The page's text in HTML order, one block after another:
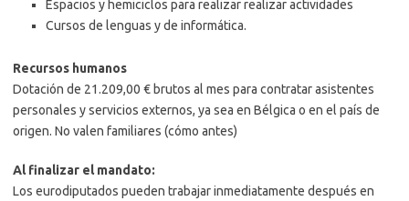
Espacios y hemiciclos para realizar realizar actividades
Cursos de lenguas y de informática.
Recursos humanos
Dotación de 21.209,00 € brutos al mes para contratar asistentes
personales y servicios externos, ya sea en Bélgica o en el país de
origen. No valen familiares (cómo antes)
Al finalizar el mandato:
Los eurodiputados pueden trabajar inmediatamente después en